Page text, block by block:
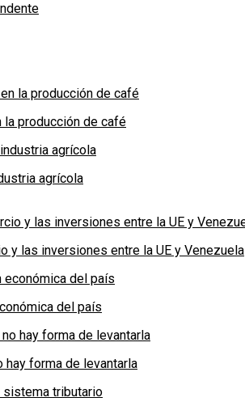
producción de café
agrícola
y las inversiones entre la UE y Venezuela
del país
hay forma de levantarla